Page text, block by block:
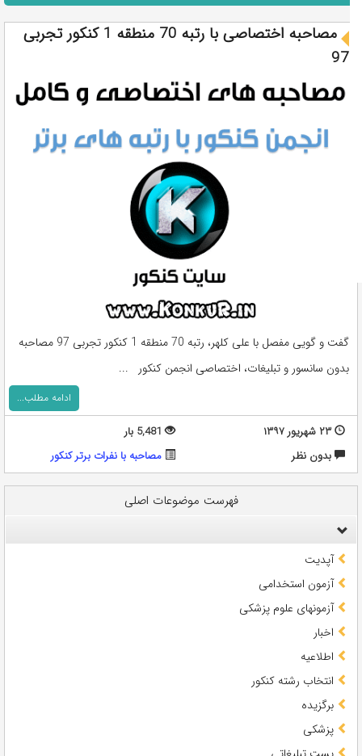
مصاحبه اختصاصی با رتبه 70 منطقه 1 کنکور تجربی
97
گفت و گویی مفصل با علی کلهر، رتبه 70 منطقه 1 کنکور تجربی 97 مصاحبه
بدون سانسور و تبلیغات، اختصاصی انجمن کنکور ...
ادامه مطلب...
۲۳ شهریور ۱۳۹۷
5,481 بار
بدون نظر
مصاحبه با نفرات برتر کنکور
فهرست موضوعات اصلی
آپدیت
آزمون استخدامی
آزمونهای علوم پزشکی
اخبار
اطلاعیه
انتخاب رشته کنکور
برگزیده
پزشکی